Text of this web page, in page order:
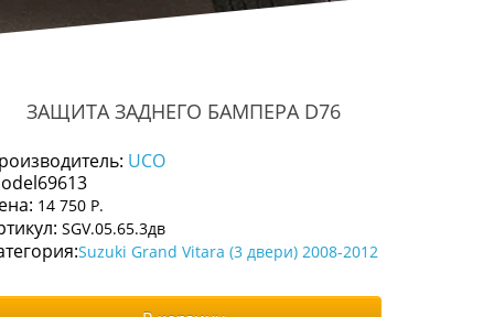
ЗАЩИТА ЗАДНЕГО БАМПЕРА D76
UCO
14 750 Р.
SGV.05.65.3дв
Suzuki Grand Vitara (3 двери) 2008-2012